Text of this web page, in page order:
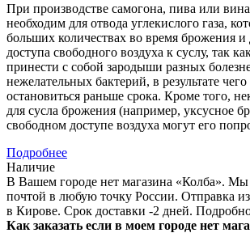
При производстве самогона, пива или
необходим для отвода углекислого газа,
больших количествах во время брожения и
доступа свободного воздуха к суслу, так
принести с собой зародыши разных
нежелательных бактерий, в результате
остановиться раньше срока. Кроме того,
для сусла брожения (например, уксусное
свободном доступе воздуха могут его
Подробнее
Наличие
В Вашем городе нет магазина «Колба». Мы
почтой в любую точку России. Отправка из
в Кирове. Срок доставки -2 дней.
Как заказать если в моем городе нет